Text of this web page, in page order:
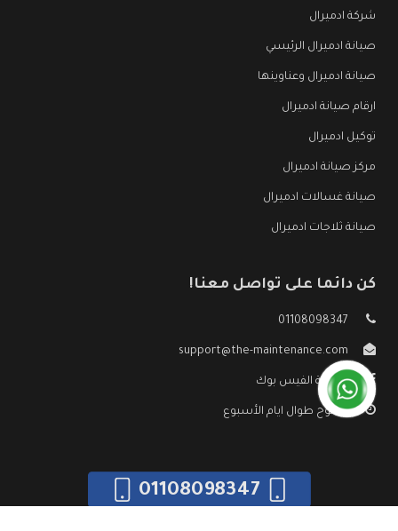
شركة ادميرال
صيانة ادميرال الرئيسي
صيانة ادميرال وعناوينها
ارقام صيانة ادميرال
توكيل ادميرال
مركز صيانة ادميرال
صيانة غسالات ادميرال
صيانة ثلاجات ادميرال
كن دائما على تواصل معنا!
01108098347
support@the-maintenance.com
صفحة الفيس بوك
مفتوح طوال ايام الأسبوع
01108098347